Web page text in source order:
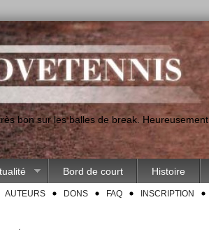
bon sur les balles de break.
Bord de court Histoire
AUTEURS DONS FAQ INSCRIPTION